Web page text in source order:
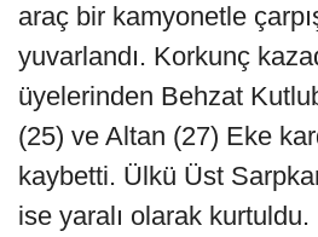
araç bir kamyonetle
yuvarlandı. Korkunç
üyelerinden Behzat
(25) ve Altan (27) Eke
kaybetti. Ülkü Üst
ise yaralı olarak kurtuldu.